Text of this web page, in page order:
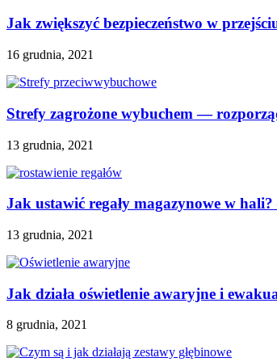
Jak zwiększyć bezpieczeństwo w
16 grudnia, 2021
Strefy zagrożone wybuchem —
13 grudnia, 2021
Jak ustawić regały magazynowe w
13 grudnia, 2021
Jak działa oświetlenie awaryjne i
8 grudnia, 2021